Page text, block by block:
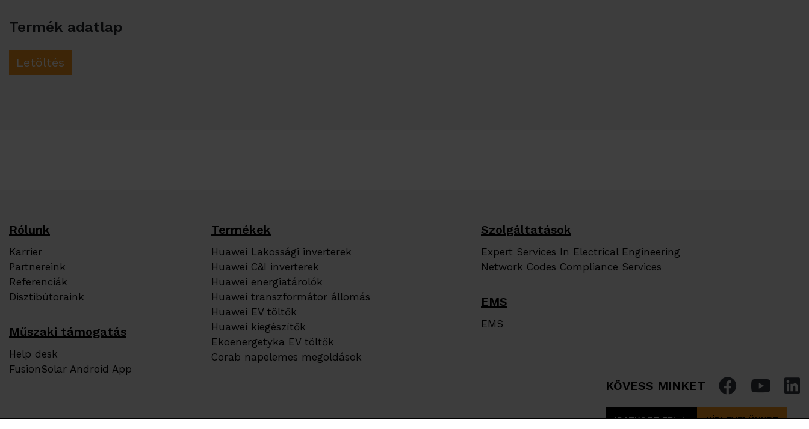
Termék adatlap
Letöltés
Rólunk
Karrier
Partnereink
Referenciák
Disztibútoraink
Műszaki támogatás
Help desk
FusionSolar Android App
Termékek
Huawei Lakossági inverterek
Huawei C&I inverterek
Huawei energiatárolók
Huawei transzformátor állomás
Huawei EV töltők
Huawei kiegészítők
Ekoenergetyka EV töltők
Corab napelemes megoldások
Szolgáltatások
Expert Services In Electrical Engineering
Network Codes Compliance Services
EMS
EMS
KÖVESS MINKET
IRATKOZZ FEL HÍRLEVELÜNKRE